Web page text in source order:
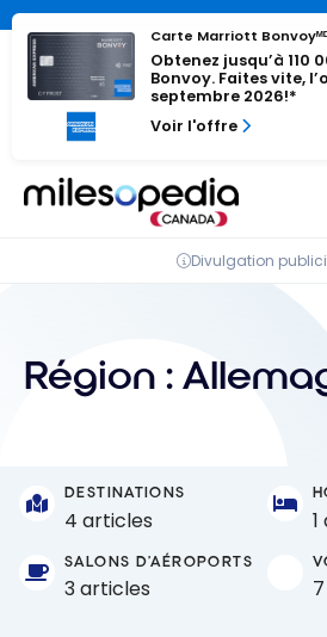
Panneau de gestion des cookies
Passer
contenu
Carte Marriott
Obtenez jusqu’à
Bonvoy. Faites vite,
septembre 2026!*
Voir l'offre
Divulgation
Région :
DESTINATIONS
4 articles
SALONS D'AÉROPORTS
3 articles